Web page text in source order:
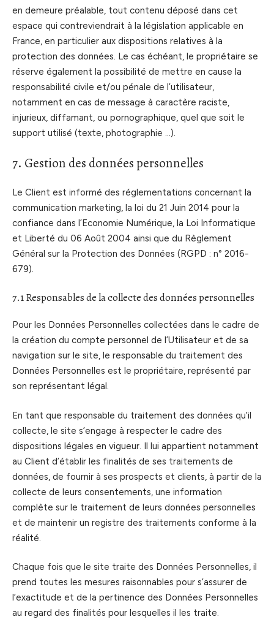
en demeure préalable, tout contenu déposé dans cet
espace qui contreviendrait à la législation applicable en
France, en particulier aux dispositions relatives à la
protection des données. Le cas échéant, le propriétaire se
réserve également la possibilité de mettre en cause la
responsabilité civile et/ou pénale de l’utilisateur,
notamment en cas de message à caractère raciste,
injurieux, diffamant, ou pornographique, quel que soit le
support utilisé (texte, photographie …).
7. Gestion des données personnelles
Le Client est informé des réglementations concernant la
communication marketing, la loi du 21 Juin 2014 pour la
confiance dans l’Economie Numérique, la Loi Informatique
et Liberté du 06 Août 2004 ainsi que du Règlement
Général sur la Protection des Données (RGPD : n° 2016-
679).
7.1 Responsables de la collecte des données personnelles
Pour les Données Personnelles collectées dans le cadre de
la création du compte personnel de l’Utilisateur et de sa
navigation sur le site, le responsable du traitement des
Données Personnelles est le propriétaire, représenté par
son représentant légal.
En tant que responsable du traitement des données qu’il
collecte, le site s’engage à respecter le cadre des
dispositions légales en vigueur. Il lui appartient notamment
au Client d’établir les finalités de ses traitements de
données, de fournir à ses prospects et clients, à partir de la
collecte de leurs consentements, une information
complète sur le traitement de leurs données personnelles
et de maintenir un registre des traitements conforme à la
réalité.
Chaque fois que le site traite des Données Personnelles, il
prend toutes les mesures raisonnables pour s’assurer de
l’exactitude et de la pertinence des Données Personnelles
au regard des finalités pour lesquelles il les traite.